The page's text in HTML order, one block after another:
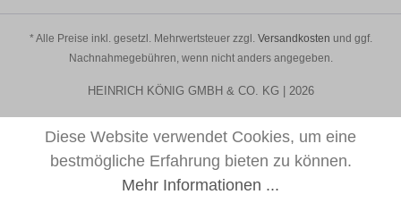
* Alle Preise inkl. gesetzl. Mehrwertsteuer zzgl. Versandkosten und ggf.
Nachnahmegebühren, wenn nicht anders angegeben.
HEINRICH KÖNIG GMBH & CO. KG | 2026
Diese Website verwendet Cookies, um eine
bestmögliche Erfahrung bieten zu können.
Mehr Informationen ...